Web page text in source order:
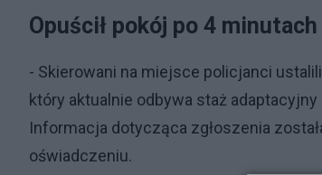
Opuścił pokój po 4 minutach
- Skierowani na miejsce policjanci
który aktualnie odbywa staż
Informacja dotycząca zgłoszenia
oświadczeniu.